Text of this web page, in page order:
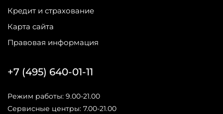
Кредит и страхование
Карта сайта
Правовая информация
+7 (495) 640-01-11
Режим работы: 9.00-21.00
Сервисные центры: 7.00-21.00